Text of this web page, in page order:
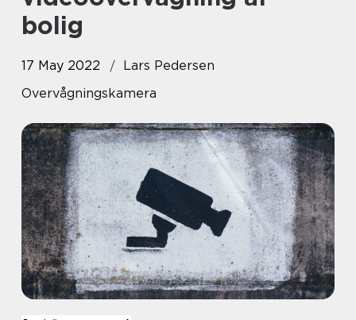
bolig
17 May 2022
Lars Pedersen
Overvågningskamera